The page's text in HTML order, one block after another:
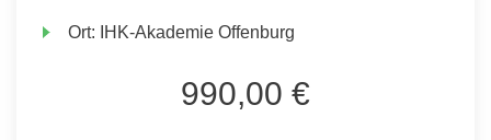
Ort: IHK-Akademie Offenburg
990,00 €